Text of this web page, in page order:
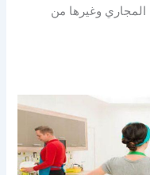
المجاري وغيرها من